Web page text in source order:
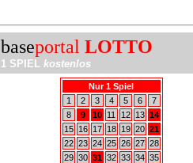
baseportal LOTTO
1 SPIEL kostenlos
Nur 1 Spiel
1
2 3 4 5 6
7
8
9 10 11 12 13 14
15
16 17 18 19 20 21
22 23 24 25 26 27 28
29 30 31 32 33 34 35